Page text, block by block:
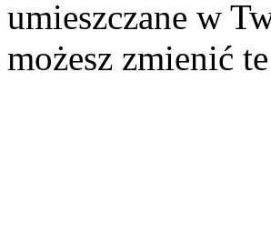
umieszczane w
możesz zmienić